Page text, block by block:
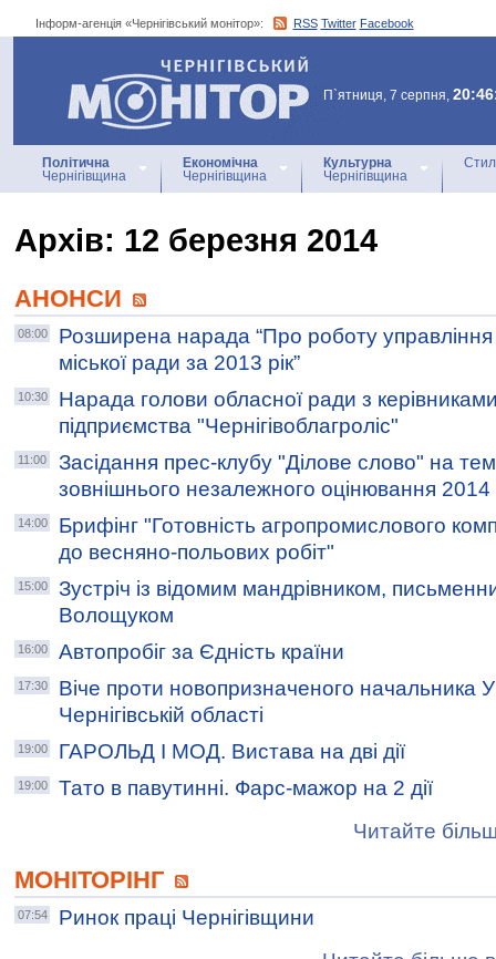
Інформ-агенція «Чернігівський монітор»: RSS Twitter Facebook
Інформ-агенція
«Чернігівський монітор»
П`ятниця, 7 серпня,
Політична
Чернігівщина
Економічна
Чернігівщина
Культурна
Чернігівщина
Архiв: 12 березня 2014
АНОНСИ
08:00
Розширена нарада “Про роботу
міської ради за 2013 рік”
10:30
Нарада голови обласної ради з
підприємства "Чернігівоблагроліс"
11:00
Засідання прес-клубу "Ділове слово" на
зовнішнього незалежного оцінювання 2014
14:00
Брифінг "Готовність агропромислового
до весняно-польових робіт"
15:00
Зустріч із відомим мандрівником,
Волощуком
16:00 Автопробіг за Єдність країни
17:30
Віче проти новопризначеного начальника
Чернігівській області
19:00 ГАРОЛЬД І МОД. Bистава на дві дії
19:00
Тато в павутинні. Фарс-мажор на 2 дії
Читайте
МОНІТОРІНГ
07:54
Ринок праці Чернігівщини